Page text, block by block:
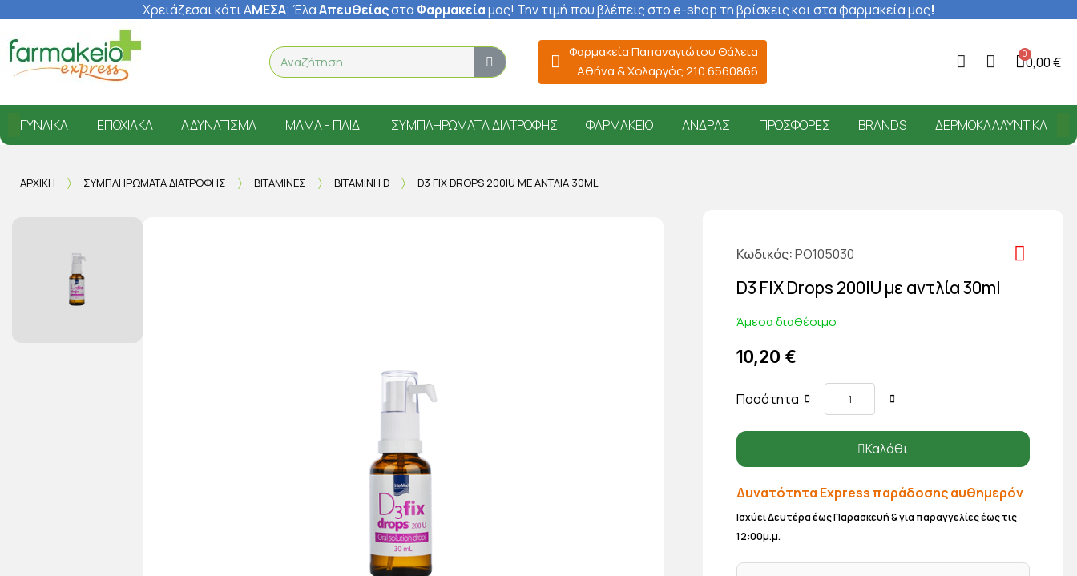
Χρειάζεσαι κάτι ΑΜΕΣΑ; ΈλαΑπευθείαςστα Φαρμακείαμας! Την τιμή που βλέπεις στο e-shop τη βρίσκεις και στα φαρμακεία μας!
Φαρμακεία Παπαναγιώτου Θάλεια
Αθήνα & Χολαργός 210 6560866
0,00 €
ΓΥΝΑΊΚΑ ΕΠΟΧΙΑΚΆ ΑΔΥΝΆΤΙΣΜΑ ΜΑΜΆ - ΠΑΙΔΊ ΣΥΜΠΛΗΡΏΜΑΤΑ ΔΙΑΤΡΟΦΉΣ ΦΑΡΜΑΚΕΊΟ ΆΝΔΡΑΣ ΠΡΟΣΦΟΡΈΣ BRANDS ΔΕΡΜΟΚΑΛΛΥΝΤΙΚΆ
ΑΡΧΙΚΉ ΣΥΜΠΛΗΡΏΜΑΤΑ ΔΙΑΤΡΟΦΉΣ ΒΙΤΑΜΊΝΕΣ ΒΙΤΑΜΊΝΗ D D3 FIX DROPS 200IU ΜΕ ΑΝΤΛΊΑ 30ML
Κωδικός PO105030
D3 FIX Drops 200IU με αντλία 30ml
Άμεσα διαθέσιμο
10,20 €
Ποσότητα
Καλάθι
Δυνατότητα Express παράδοσης αυθημερόν
Ισχύει Δευτέρα έως Παρασκευή & για παραγγελίες έως τις
12:00μ.μ.